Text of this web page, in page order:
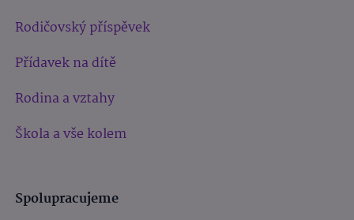
Rodičovský příspěvek
Přídavek na dítě
Rodina a vztahy
Škola a vše kolem
Spolupracujeme